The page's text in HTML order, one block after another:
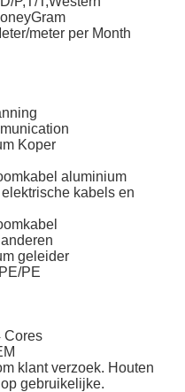
meter per Month
Koper
aluminium
kabels en
geleider
PE
Cores
klant verzoek. Houten
gebruikelijke.